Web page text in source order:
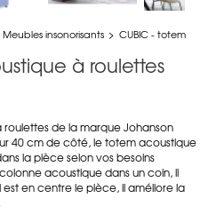
Meubles insonorisants > CUBIC - totem
à roulettes
de la marque Johanson
40 cm de côté, le totem acoustique
la pièce selon vos besoins
acoustique dans un coin, il
en centre le pièce, il améliore la